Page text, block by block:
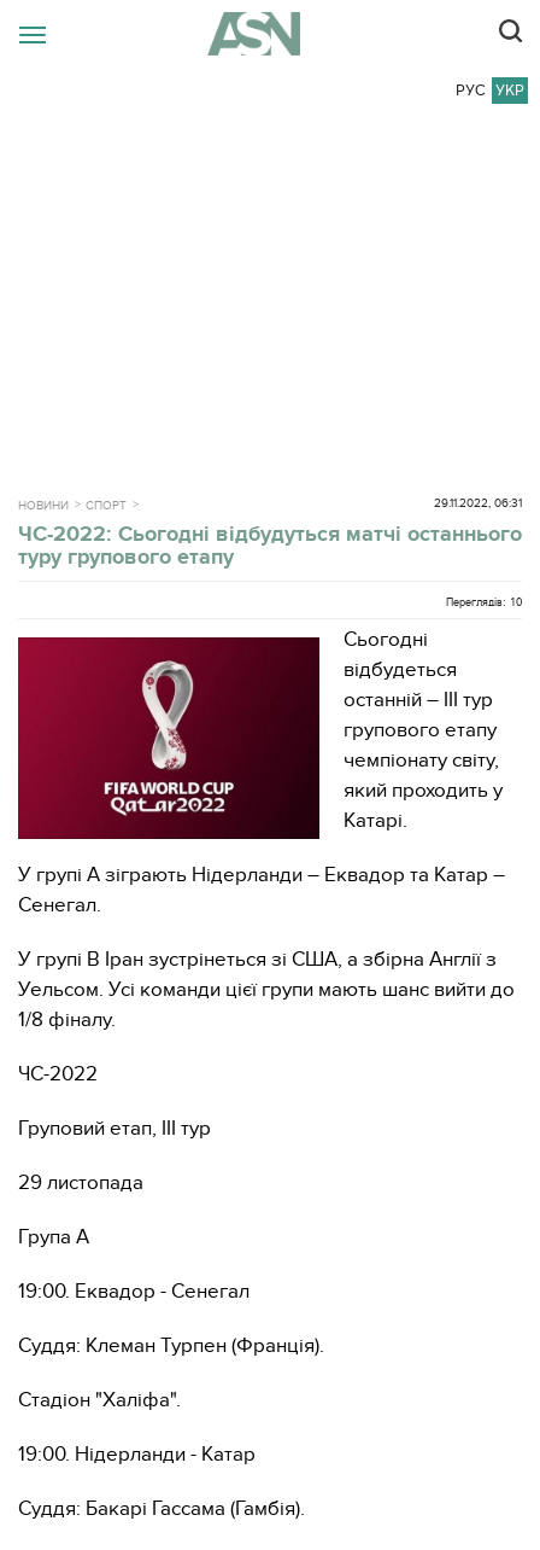
РУС УКР
НОВИНИ СПОРТ 29.11.2022, 06:31
ЧС-2022: Сьогодні відбудуться матчі останнього
туру групового етапу
Переглядів: 10
Сьогодні
відбудеться
останній – ІІІ тур
групового етапу
чемпіонату світу,
який проходить у
Катарі.
У групі A зіграють Нідерланди – Еквадор та Катар –
Сенегал.
У групі B Іран зустрінеться зі США, а збірна Англії з
Уельсом. Усі команди цієї групи мають шанс вийти до
1/8 фіналу.
ЧС-2022
Груповий етап, ІІІ тур
29 листопада
Група А
19:00. Еквадор - Сенегал
Суддя: Клеман Турпен (Франція).
Стадіон "Халіфа".
19:00. Нідерланди - Катар
Суддя: Бакарі Гассама (Гамбія).